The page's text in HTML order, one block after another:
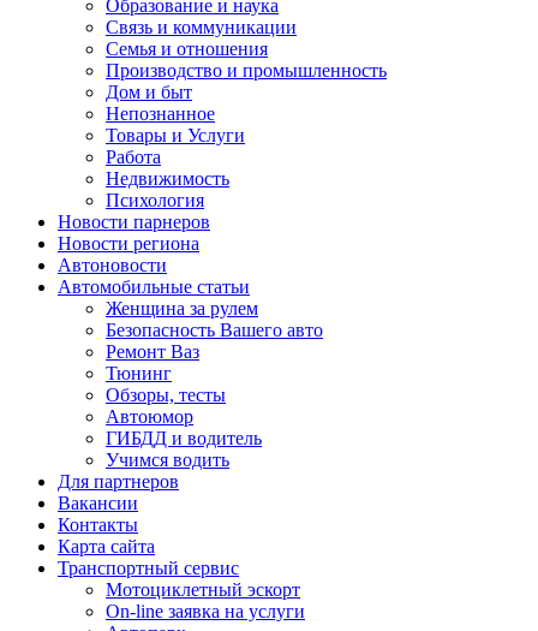
Образование и наука
Связь и коммуникации
Семья и отношения
Производство и промышленность
Дом и быт
Непознанное
Товары и Услуги
Работа
Недвижимость
Психология
Новости парнеров
Новости региона
Автоновости
Автомобильные статьи
Женщина за рулем
Безопасность Вашего авто
Ремонт Ваз
Тюнинг
Обзоры, тесты
Автоюмор
ГИБДД и водитель
Учимся водить
Для партнеров
Вакансии
Контакты
Карта сайта
Транспортный сервис
Мотоциклетный эскорт
On-line заявка на услуги